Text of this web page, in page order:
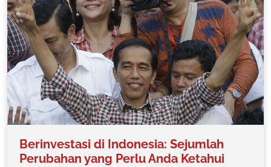
Berinvestasi di Indonesia: Sejumlah
Perubahan yang Perlu Anda Ketahui